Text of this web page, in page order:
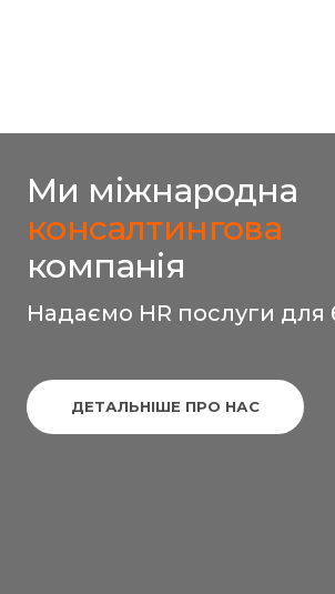
Ми міжнародна
консалтингова
компанія
Надаємо HR послуги для
ДЕТАЛЬНІШЕ ПРО НАС